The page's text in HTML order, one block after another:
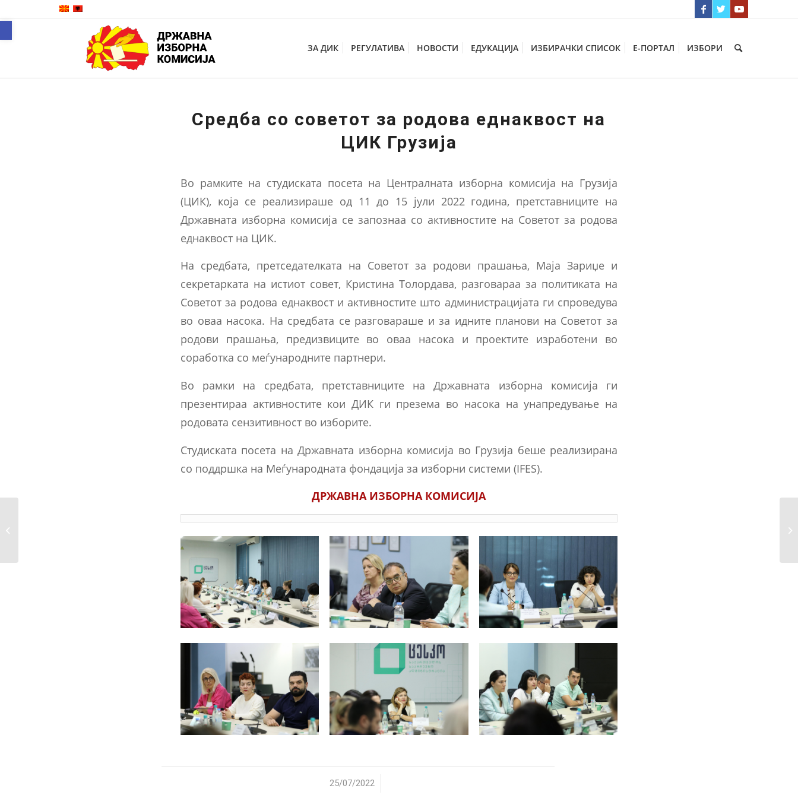
ЗА ДИК РЕГУЛАТИВА НОВОСТИ ЕДУКАЦИЈА ИЗБИРАЧКИ СПИСОК Е-ПОРТАЛ ИЗБОРИ
Средба со советот за родова еднаквост на
ЦИК Грузија
Во рамките на студиската посета на Централната изборна комисија на Грузија
(ЦИК), која се реализираше од 11 до 15 јули 2022 година, претставниците на
Државната изборна комисија се запознаа со активностите на Советот за родова
еднаквост на ЦИК.
На средбата, претседателката на Советот за родови прашања, Маја Зариџе и
секретарката на истиот совет, Кристина Толордава, разговараа за политиката на
Советот за родова еднаквост и активностите што администрацијата ги спроведува
во оваа насока. На средбата се разговараше и за идните планови на Советот за
родови прашања, предизвиците во оваа насока и проектите изработени во
соработка со меѓународните партнери.
Во рамки на средбата, претставниците на Државната изборна комисија ги
презентираа активностите кои ДИК ги презема во насока на унапредување на
родовата сензитивност во изборите.
Студиската посета на Државната изборна комисија во Грузија беше реализирана
со поддршка на Меѓународната фондација за изборни системи (IFES).
ДРЖАВНА ИЗБОРНА КОМИСИЈА
25/07/2022
/
Open toolbar